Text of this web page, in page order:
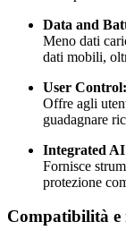
Data and
Meno dati
dati mobili,
User Control:
Offre agli
guadagnare
Integrated
Fornisce
protezione
Compatibilità e